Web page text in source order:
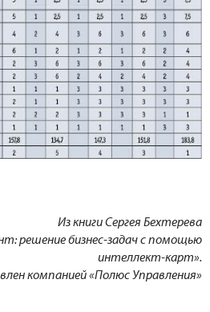
Из книги Сергея Бехтерева
решение бизнес-задач с помощью
интеллект-карт».
компанией «Полюс Управления»